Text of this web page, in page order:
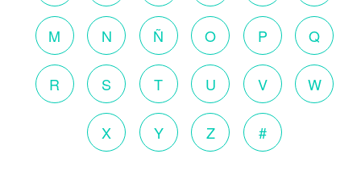
M N Ñ O P Q
R S T U V W
X Y Z #